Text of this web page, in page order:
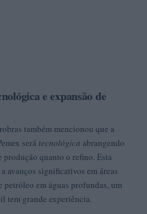
e expansão de
também mencionou que a
será tecnológica abrangendo
produção quanto o refino. Esta
avanços significativos em áreas
petróleo em águas profundas, um
tem grande experiência.